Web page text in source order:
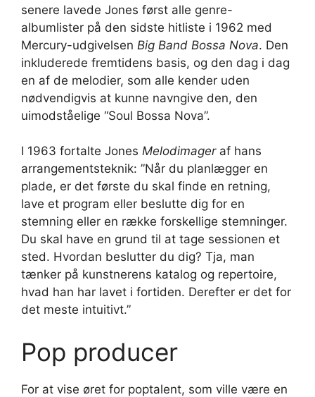
senere lavede Jones først alle genre-
albumlister på den sidste hitliste i 1962 med
Mercury-udgivelsen Big Band Bossa Nova. Den
inkluderede fremtidens basis, og den dag i dag
en af ​​de melodier, som alle kender uden
nødvendigvis at kunne navngive den, den
uimodståelige “Soul Bossa Nova”.
I 1963 fortalte Jones Melodimageraf hans
arrangementsteknik: ”Når du planlægger en
plade, er det første du skal finde en retning,
lave et program eller beslutte dig for en
stemning eller en række forskellige stemninger.
Du skal have en grund til at tage sessionen et
sted. Hvordan beslutter du dig? Tja, man
tænker på kunstnerens katalog og repertoire,
hvad han har lavet i fortiden. Derefter er det for
det meste intuitivt.”
Pop producer
For at vise øret for poptalent, som ville være en